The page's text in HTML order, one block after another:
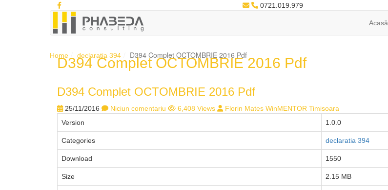
0721.019.979
Acasă
D394 Complet OCTOMBRIE 2016 Pdf
Home declaratia 394 D394 Complet OCTOMBRIE 2016 Pdf
D394 Complet OCTOMBRIE 2016 Pdf
25/11/2016 Niciun comentariu 6,408 Views
Florin Mates WinMENTOR Timisoara
Version
1.0.0
Categories declaratia 394
Download 1550
Size 2.15 MB